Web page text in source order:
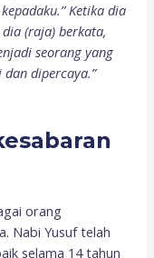
Ketika dia
(raja) berkata,
seorang yang
dipercaya.”
orang
Nabi Yusuf telah
selama 14 tahun